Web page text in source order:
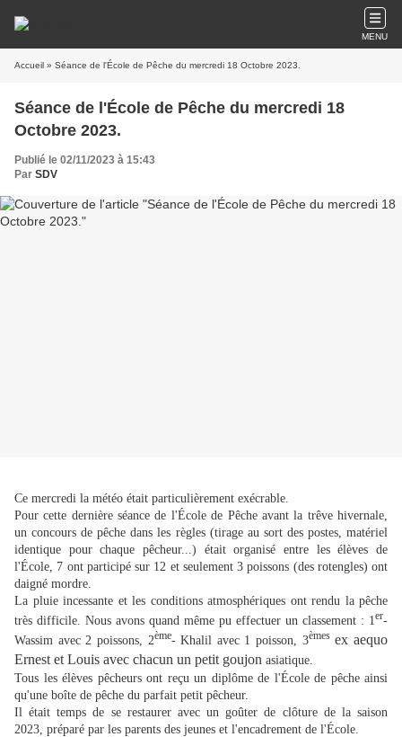
MENU
Accueil » Séance de l'École de Pêche du mercredi 18 Octobre 2023.
Séance de l'École de Pêche du mercredi 18
Octobre 2023.
Publié le 02/11/2023 à 15:43
Par SDV
Ce mercredi la météo était particulièrement exécrable.
Pour cette dernière séance de l'École de Pêche avant la trêve hivernale,
un concours de pêche dans les règles (tirage au sort des postes, matériel
identique pour chaque pêcheur...) était organisé entre les élèves de
l'École, 7 ont participé sur 12 et seulement 3 poissons (des rotengles) ont
daigné mordre.
La pluie incessante et les conditions atmosphériques ont rendu la pêche
très difficile. Nous avons quand même pu effectuer un classement : 1 er-
Wassim avec 2 poissons, 2ème- Khalil avec 1 poisson, 3èmes ex aequo
Ernest et Louis avec chacun un petit goujon asiatique.
Tous les élèves pêcheurs ont reçu un diplôme de l'École de pêche ainsi
qu'une boîte de pêche du parfait petit pêcheur.
Il était temps de se restaurer avec un goûter de clôture de la saison
2023, préparé par les parents des jeunes et l'encadrement de l'École.